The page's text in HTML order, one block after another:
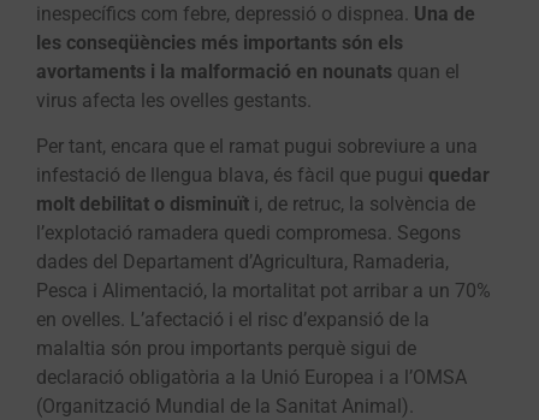
inespecífics com febre, depressió o dispnea. Una de
les conseqüències més importants són els
avortaments i la malformació en nounats quan el
virus afecta les ovelles gestants.
Per tant, encara que el ramat pugui sobreviure a una
infestació de llengua blava, és fàcil que pugui quedar
molt debilitat o disminuït i, de retruc, la solvència de
l’explotació ramadera quedi compromesa. Segons
dades del Departament d’Agricultura, Ramaderia,
Pesca i Alimentació, la mortalitat pot arribar a un 70%
en ovelles. L’afectació i el risc d’expansió de la
malaltia són prou importants perquè sigui de
declaració obligatòria a la Unió Europea i a l’OMSA
(Organització Mundial de la Sanitat Animal).